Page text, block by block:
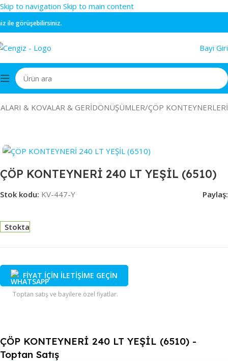
Skip to navigation Skip to main content
görüşebilirsiniz.
Bayi
& KOVALAR & GERİDÖNÜŞÜMLER/ÇÖP KONTEYNERLERİ
ÇÖP KONTEYNERİ 240 LT YEŞİL (6510)
Stok kodu: KV-447-Y Paylaş:
Stokta
FİYAT İÇİN İLETİŞİME GEÇİN
Toptan satış ve bayilere özel fiyatlar.
ÇÖP KONTEYNERİ 240 LT YEŞİL (6510) -
Toptan Satış